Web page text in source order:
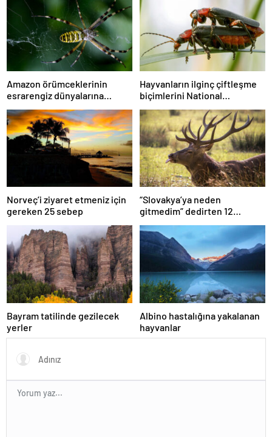
Amazon örümceklerinin
esrarengiz dünyalarına
gitmeye hazır olun.
Hayvanların ilginç çiftleşme
biçimlerini National
Geographic görüntüledi.
Norveç’i ziyaret etmeniz için
gereken 25 sebep
“Slovakya’ya neden
gitmedim” dedirten 12
fotoğraf
Bayram tatilinde gezilecek
yerler
Albino hastalığına yakalanan
hayvanlar